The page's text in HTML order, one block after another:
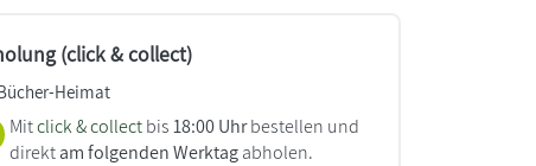
(click & collect)
Heimat
Mitclick & collect bis18:00 Uhrbestellen und
direktam folgenden Werktagabholen.